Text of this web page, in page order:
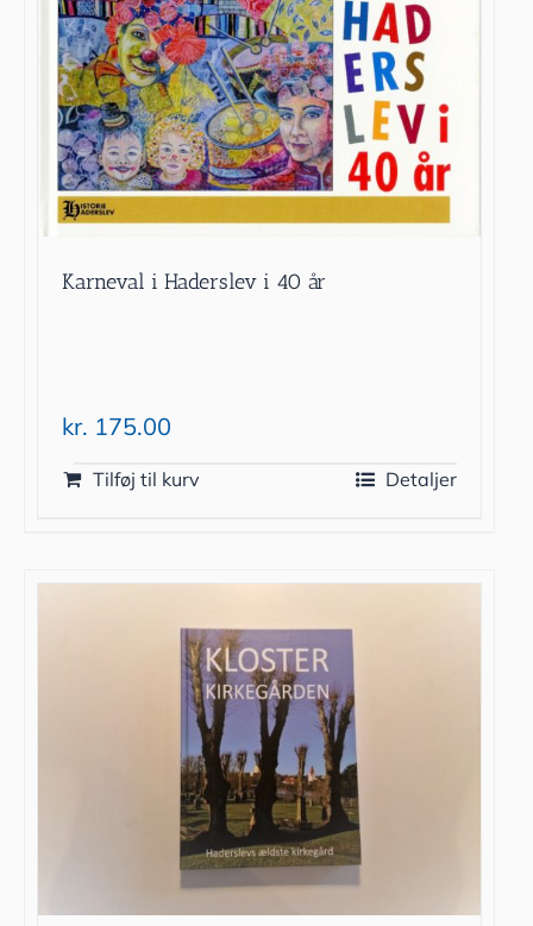
Karneval i Haderslev i 40 år
kr. 175.00
Tilføj til kurv Detaljer